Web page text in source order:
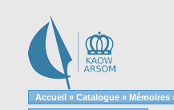
Accueil » Catalogue » Mémoires